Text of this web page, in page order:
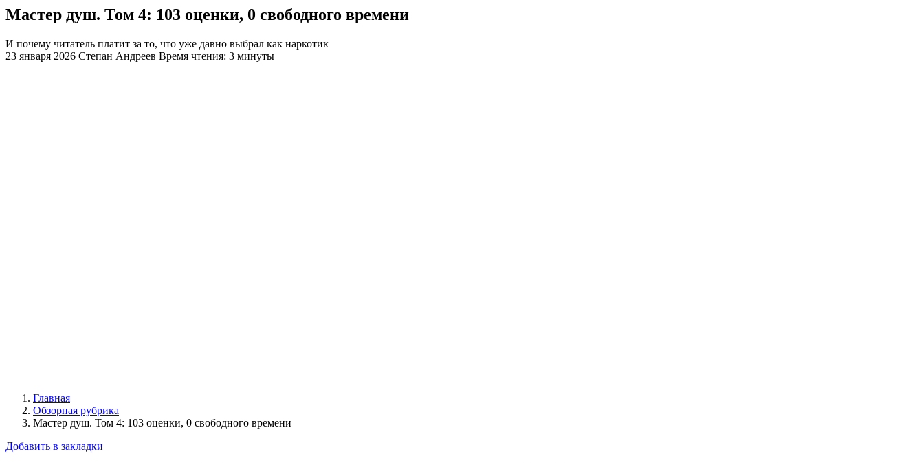
​Мастер душ. Том 4: 103 оценки, 0 свободного времени
И почему читатель платит за то, что уже давно выбрал как наркотик
23 января 2026 Степан Андреев Время чтения: 3 минуты
Главная
Обзорная рубрика
​Мастер душ. Том 4: 103 оценки, 0 свободного времени
Добавить в закладки